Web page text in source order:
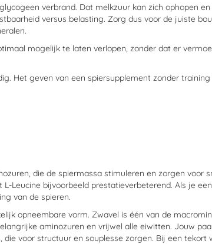
verbrand. Dat melkzuur kan zich ophopen
versus belasting. Zorg dus voor de juiste
mogelijk te laten verlopen, zonder dat er
Het geven van een spiersupplement zonder training
die de spiermassa stimuleren en zorgen voor
Leucine bijvoorbeeld prestatieverbeterend. Als je een
van de spieren.
opneembare vorm. Zwavel is één van de
aminozuren en vrijwel alle eiwitten. Jouw
voor structuur en souplesse zorgen. Bij een tekort